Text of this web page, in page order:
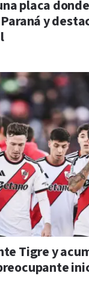
placa
y
Tigre y